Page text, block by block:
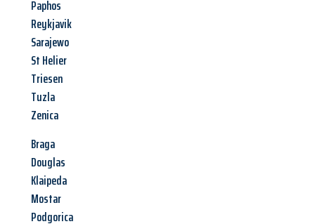
Paphos
Reykjavik
Sarajewo
St Helier
Triesen
Tuzla
Zenica
Braga
Douglas
Klaipeda
Mostar
Podgorica